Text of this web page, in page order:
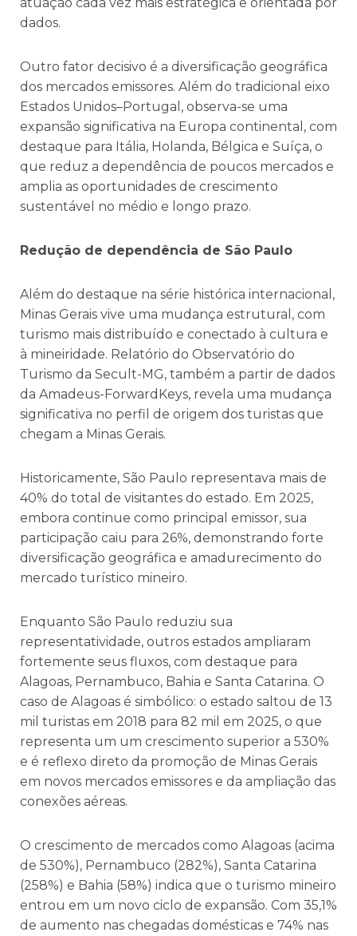
dados.
Outro fator decisivo é a diversificação geográfica
dos mercados emissores. Além do tradicional eixo
Estados Unidos–Portugal, observa-se uma
expansão significativa na Europa continental, com
destaque para Itália, Holanda, Bélgica e Suíça, o
que reduz a dependência de poucos mercados e
amplia as oportunidades de crescimento
sustentável no médio e longo prazo.
Redução de dependência de São Paulo
Além do destaque na série histórica internacional,
Minas Gerais vive uma mudança estrutural, com
turismo mais distribuído e conectado à cultura e
à mineiridade. Relatório do Observatório do
Turismo da Secult-MG, também a partir de dados
da Amadeus-ForwardKeys, revela uma mudança
significativa no perfil de origem dos turistas que
chegam a Minas Gerais.
Historicamente, São Paulo representava mais de
40% do total de visitantes do estado. Em 2025,
embora continue como principal emissor, sua
participação caiu para 26%, demonstrando forte
diversificação geográfica e amadurecimento do
mercado turístico mineiro.
Enquanto São Paulo reduziu sua
representatividade, outros estados ampliaram
fortemente seus fluxos, com destaque para
Alagoas, Pernambuco, Bahia e Santa Catarina. O
caso de Alagoas é simbólico: o estado saltou de 13
mil turistas em 2018 para 82 mil em 2025, o que
representa um um crescimento superior a 530%
e é reflexo direto da promoção de Minas Gerais
em novos mercados emissores e da ampliação das
conexões aéreas.
O crescimento de mercados como Alagoas (acima
de 530%), Pernambuco (282%), Santa Catarina
(258%) e Bahia (58%) indica que o turismo mineiro
entrou em um novo ciclo de expansão. Com 35,1%
de aumento nas chegadas domésticas e 74% nas